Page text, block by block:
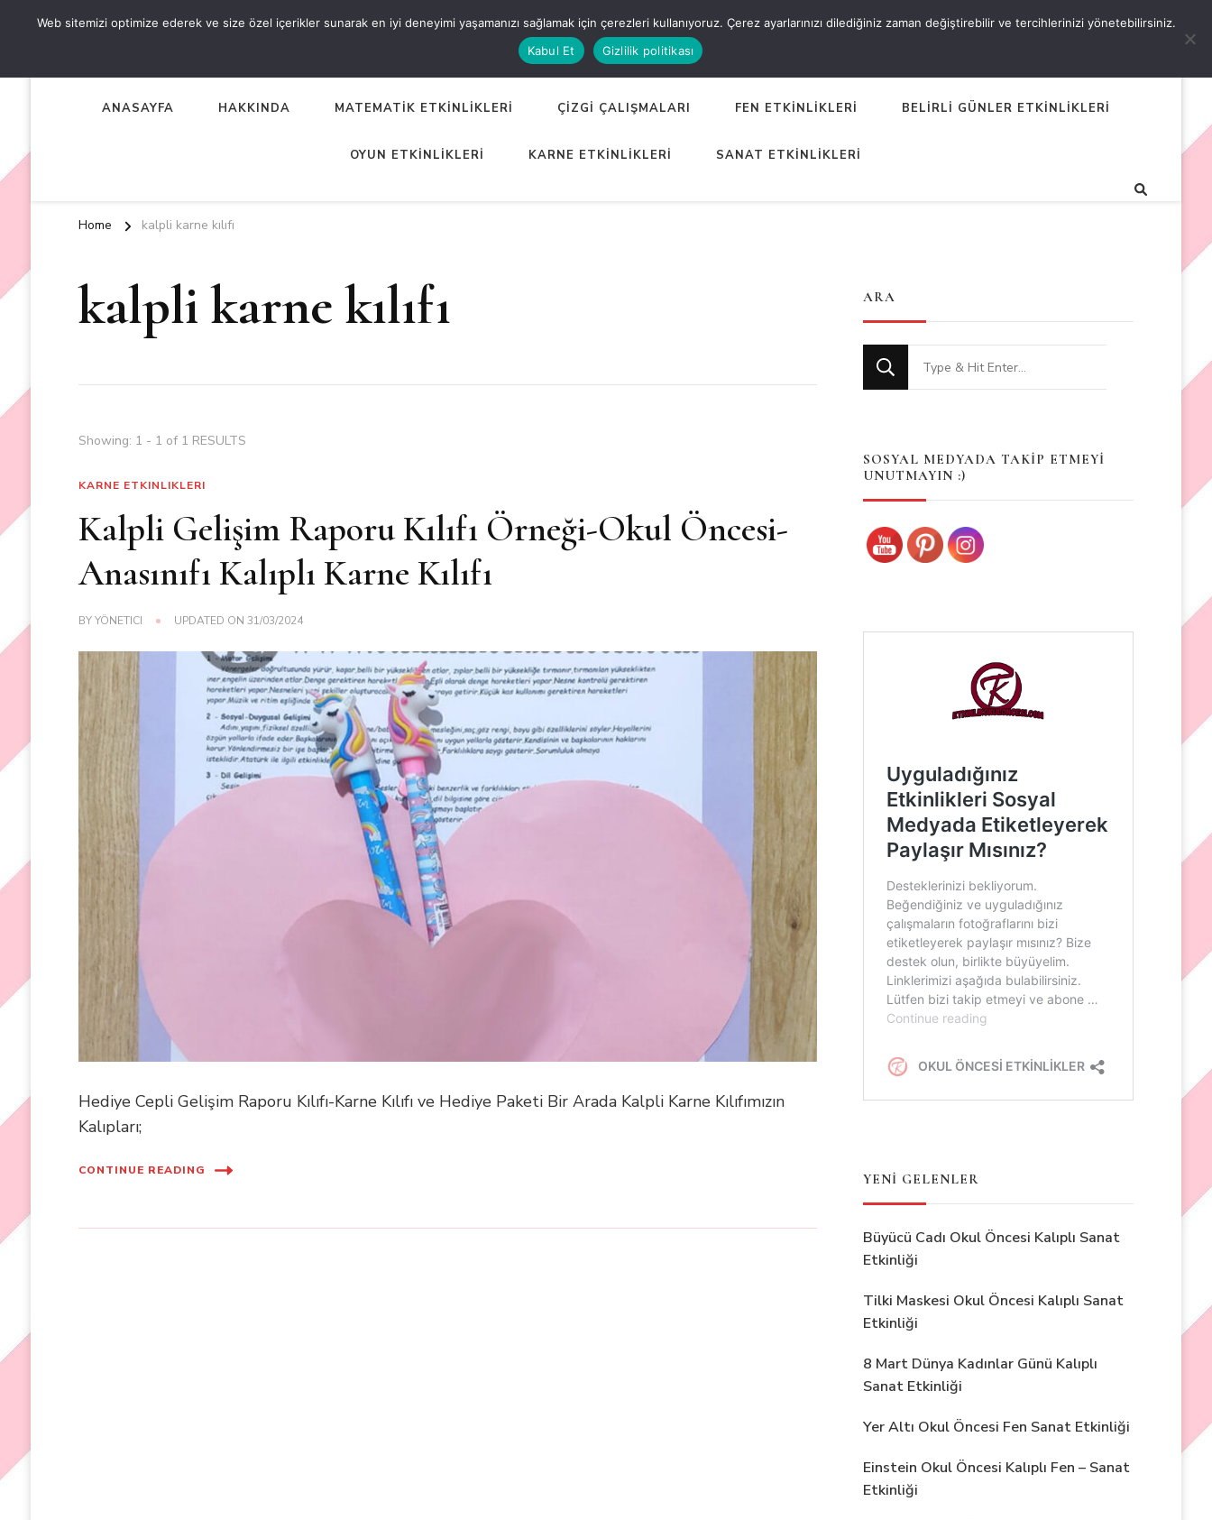
OKUL ÖNCESİ ETKİNLİKLER
ANASAYFA HAKKINDA MATEMATİK ETKİNLİKLERİ ÇİZGİ ÇALIŞMALARI FEN ETKİNLİKLERİ BELİRLİ GÜNLER ETKİNLİKLERİ
OYUN ETKİNLİKLERİ KARNE ETKİNLİKLERİ SANAT ETKİNLİKLERİ
Home kalpli karne kılıfı
kalpli karne kılıfı
Showing: 1 - 1 of 1 RESULTS
KARNE ETKINLIKLERI
Kalpli Gelişim Raporu Kılıfı Örneği-Okul Öncesi-
Anasınıfı Kalıplı Karne Kılıfı
BYYÖNETICI UPDATED ON 31/03/2024
Hediye Cepli Gelişim Raporu Kılıfı-Karne Kılıfı ve Hediye Paketi Bir Arada Kalpli Karne Kılıfımızın
Kalıpları;
CONTINUE READING
ARA
Looking
for
SOSYAL MEDYADA TAKİP ETMEYİ
UNUTMAYIN :)
YENİ GELENLER
Büyücü Cadı Okul Öncesi Kalıplı Sanat
Etkinliği
Tilki Maskesi Okul Öncesi Kalıplı Sanat
Etkinliği
8 Mart Dünya Kadınlar Günü Kalıplı
Sanat Etkinliği
Yer Altı Okul Öncesi Fen Sanat Etkinliği
Einstein Okul Öncesi Kalıplı Fen – Sanat
Etkinliği
Web sitemizi optimize ederek ve size özel içerikler sunarak en iyi deneyimi yaşamanızı sağlamak için çerezleri kullanıyoruz. Çerez ayarlarınızı dilediğiniz zaman değiştirebilir ve tercihlerinizi yönetebilirsiniz.
Kabul Et
Gizlilik politikası